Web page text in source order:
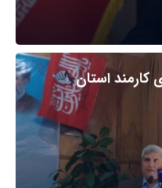
کارمند استان